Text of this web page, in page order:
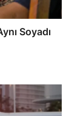
Soyadı